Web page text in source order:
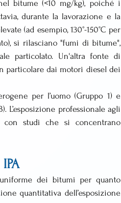
bitume (<10 mg/kg), poiché i
durante la lavorazione e la
(ad esempio, 130°-150°C per
si rilasciano "fumi di bitume",
particolato. Un'altra fonte di
particolare dai motori diesel dei
per l’uomo (Gruppo 1) e
L’esposizione professionale agli
con studi che si concentrano
dei bitumi per quanto
quantitativa dell’esposizione